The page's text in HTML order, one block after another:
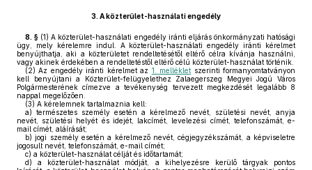
3. A közterület-használati engedély
8. § (1) A közterület-használati engedély iránti eljárás önkormányzati hatósági
ügy, mely kérelemre indul. A közterület-használati engedély iránti kérelmet
benyújthatja, aki a közterületet rendeltetésétől eltérő célra kívánja használni,
vagy akinek érdekében a rendeltetéstől eltérő célú közterület-használat történik.
(2) Az engedély iránti kérelmet az 1. melléklet szerinti formanyomtatványon
kell benyújtani a Közterület-felügyelethez Zalaegerszeg Megyei Jogú Város
Polgármesterének címezve a tevékenység tervezett megkezdését legalább 8
nappal megelőzően.
(3) A kérelemnek tartalmaznia kell:
a) természetes személy esetén a kérelmező nevét, születési nevét, anyja
nevét, születési helyét és idejét, lakcímét, levelezési címét, telefonszámát, e-
mail címét, aláírását;
b) jogi személy esetén a kérelmező nevét, cégjegyzékszámát, a képviseletre
jogosult nevét, telefonszámát, e-mail címét;
c) a közterület-használat célját és időtartamát;
d) a közterület-használat módját, a kihelyezésre kerülő tárgyak pontos